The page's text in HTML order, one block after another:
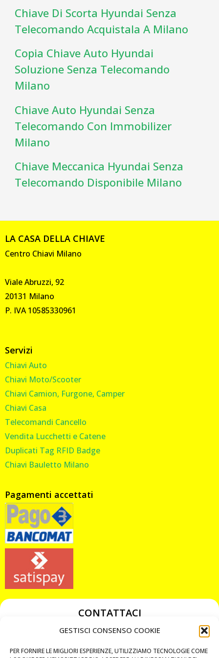
GESTISCI CONSENSO COOKIE
PER FORNIRE LE MIGLIORI ESPERIENZE, UTILIZZIAMO TECNOLOGIE COME
Chiave Di Scorta Hyundai Senza
Telecomando Acquistala A Milano
Copia Chiave Auto Hyundai
Soluzione Senza Telecomando
Milano
Chiave Auto Hyundai Senza
Telecomando Con Immobilizer
Milano
Chiave Meccanica Hyundai Senza
Telecomando Disponibile Milano
LA CASA DELLA CHIAVE
Centro Chiavi Milano
Viale Abruzzi, 92
20131 Milano
P. IVA 10585330961
Servizi
Chiavi Auto
Chiavi Moto/Scooter
Chiavi Camion, Furgone, Camper
Chiavi Casa
Telecomandi Cancello
Vendita Lucchetti e Catene
Duplicati Tag RFID Badge
Chiavi Bauletto Milano
Pagamenti accettati
CONTATTACI
349 3863811